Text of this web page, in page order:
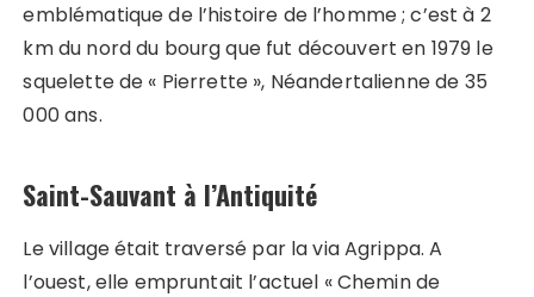
emblématique de l’histoire de l’homme ; c’est à 2
km du nord du bourg que fut découvert en 1979 le
squelette de « Pierrette », Néandertalienne de 35
000 ans.
Saint-Sauvant à l’Antiquité
Le village était traversé par la via Agrippa. A
l’ouest, elle empruntait l’actuel « Chemin de